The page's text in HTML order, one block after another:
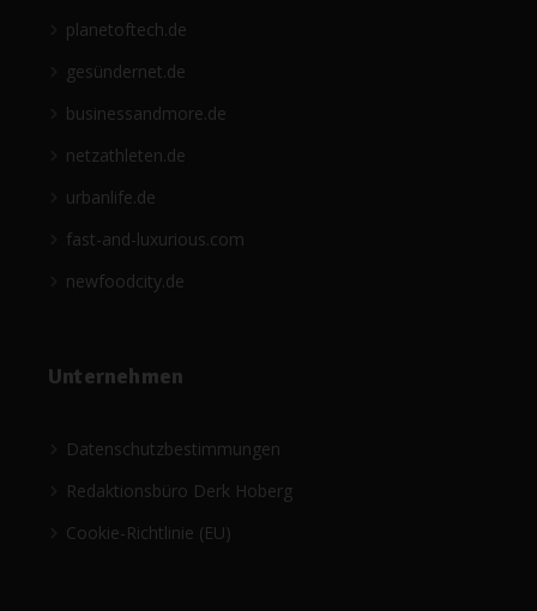
planetoftech.de
gesündernet.de
businessandmore.de
netzathleten.de
urbanlife.de
fast-and-luxurious.com
newfoodcity.de
Unternehmen
Datenschutzbestimmungen
Redaktionsbüro Derk Hoberg
Cookie-Richtlinie (EU)